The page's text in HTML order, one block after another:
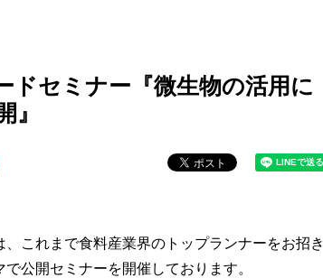
ドセミナー『微生物の活用に
』
これまで食料産業界のトップランナーをお招き
公開セミナーを開催しております。